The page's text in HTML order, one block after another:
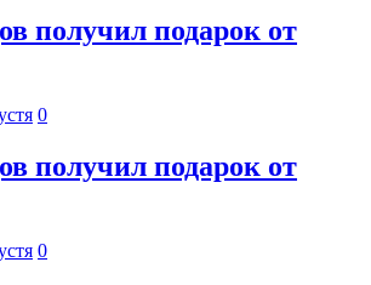
получил подарок от
0
получил подарок от
0